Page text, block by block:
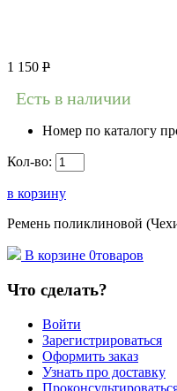
1 150 Р
Есть в наличии
Номер по каталогу
Кол-во:
в корзину
Ремень поликлиновой
В корзине 0товаров
Что сделать?
Войти
Зарегистрироваться
Оформить заказ
Узнать про доставку